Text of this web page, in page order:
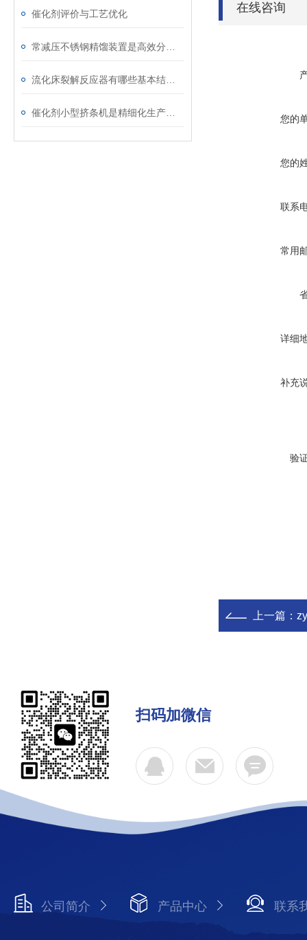
催化剂评价与工艺优化 在线咨询
您的
您的
联系
常用
详细
补充
验
上一篇：
扫码加微信
公司简介 产品中心 联系